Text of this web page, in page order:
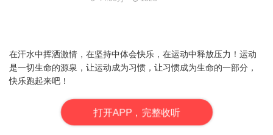
在汗水中挥洒激情，在坚持中体会快乐，在运动中释放压力！运动
是一切生命的源泉，让运动成为习惯，让习惯成为生命的一部分，
快乐跑起来吧！
打开APP，完整收听